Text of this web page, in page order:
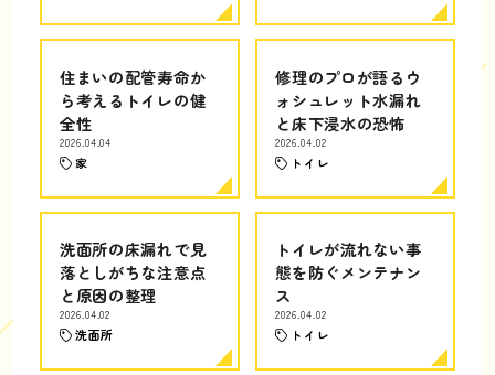
住まいの配管寿命か
ら考えるトイレの健
全性
2026.04.04
家
修理のプロが語るウ
ォシュレット水漏れ
と床下浸水の恐怖
2026.04.02
トイレ
洗面所の床漏れで見
落としがちな注意点
と原因の整理
2026.04.02
洗面所
トイレが流れない事
態を防ぐメンテナン
ス
2026.04.02
トイレ